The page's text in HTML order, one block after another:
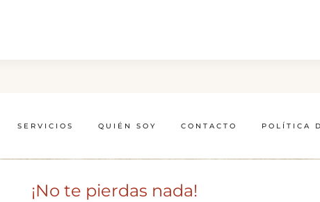
SERVICIOS QUIÉN SOY CONTACTO POLÍTICA
¡No te pierdas nada!